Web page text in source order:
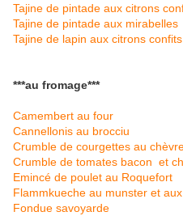
Tajine de pintade aux citrons
Tajine de pintade aux mirabelles
Tajine de lapin aux citrons confits
***au fromage***
Camembert au four
Cannellonis au brocciu
Crumble de courgettes au
Crumble de tomates bacon et
Emincé de poulet au Roquefort
Flammkueche au munster et
Fondue savoyarde